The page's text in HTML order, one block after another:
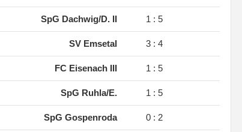
SpG Dachwig/D. II 1 : 5
SV Emsetal 3 : 4
FC Eisenach III 1 : 5
SpG Ruhla/E. 1 : 5
SpG Gospenroda 0 : 2